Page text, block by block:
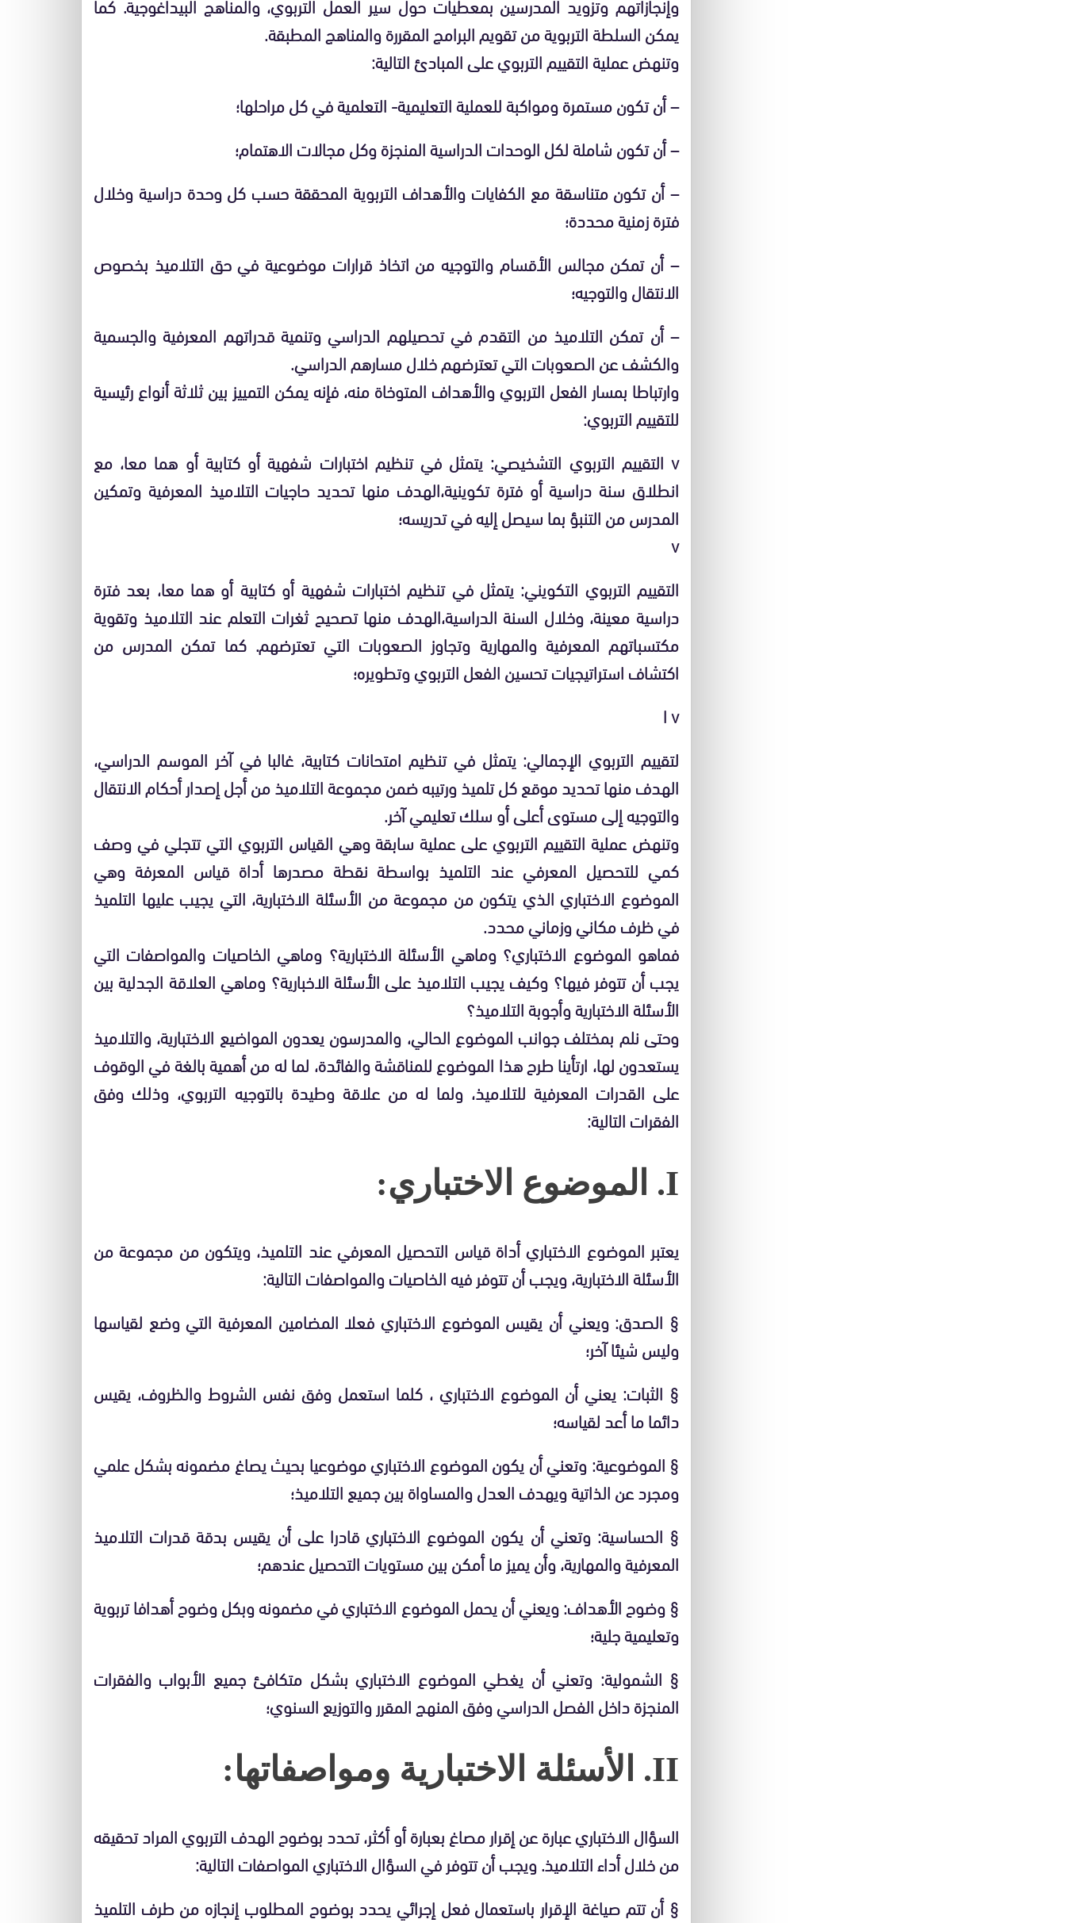
يمكن السلطة التربوية من تقويم البرامج المقررة والمناهج المطبقة.
وتنهض عملية التقييم التربوي على المبادئ التالية:
– أن تكون مستمرة ومواكبة للعملية التعليمية- التعلمية في كل مراحلها؛
– أن تكون شاملة لكل الوحدات الدراسية المنجزة وكل مجالات الاهتمام؛
– أن تكون متناسقة مع الكفايات والأهداف التربوية المحققة حسب كل وحدة دراسية وخلال
فترة زمنية محددة؛
– أن تمكن مجالس الأقسام والتوجيه من اتخاذ قرارات موضوعية في حق التلاميذ بخصوص
الانتقال والتوجيه؛
– أن تمكن التلاميذ من التقدم في تحصيلهم الدراسي وتنمية قدراتهم المعرفية والجسمية
والكشف عن الصعوبات التي تعترضهم خلال مسارهم الدراسي.
وارتباطا بمسار الفعل التربوي والأهداف المتوخاة منه، فإنه يمكن التمييز بين ثلاثة أنواع رئيسية
للتقييم التربوي:
v التقييم التربوي التشخيصي: يتمثل في تنظيم اختبارات شفهية أو كتابية أو هما معا، مع
انطلاق سنة دراسية أو فترة تكوينية،الهدف منها تحديد حاجيات التلاميذ المعرفية وتمكين
المدرس من التنبؤ بما سيصل إليه في تدريسه؛
v
التقييم التربوي التكويني: يتمثل في تنظيم اختبارات شفهية أو كتابية أو هما معا، بعد فترة
دراسية معينة، وخلال السنة الدراسية،الهدف منها تصحيح ثغرات التعلم عند التلاميذ وتقوية
مكتسباتهم المعرفية والمهارية وتجاوز الصعوبات التي تعترضهم. كما تمكن المدرس من
اكتشاف استراتيجيات تحسين الفعل التربوي وتطويره؛
v ا
لتقييم التربوي الإجمالي: يتمثل في تنظيم امتحانات كتابية، غالبا في آخر الموسم الدراسي،
الهدف منها تحديد موقع كل تلميذ ورتيبه ضمن مجموعة التلاميذ من أجل إصدار أحكام الانتقال
والتوجيه إلى مستوى أعلى أو سلك تعليمي آخر.
وتنهض عملية التقييم التربوي على عملية سابقة وهي القياس التربوي التي تتجلي في وصف
كمي للتحصيل المعرفي عند التلميذ بواسطة نقطة مصدرها أداة قياس المعرفة وهي
الموضوع الاختباري الذي يتكون من مجموعة من الأسئلة الاختبارية، التي يجيب عليها التلميذ
في ظرف مكاني وزماني محدد.
فماهو الموضوع الاختباري؟ وماهي الأسئلة الاختبارية؟ وماهي الخاصيات والمواصفات التي
يجب أن تتوفر فيها؟ وكيف يجيب التلاميذ على الأسئلة الاخبارية؟ وماهي العلاقة الجدلية بين
الأسئلة الاختبارية وأجوبة التلاميذ؟
وحتى نلم بمختلف جوانب الموضوع الحالي، والمدرسون يعدون المواضيع الاختبارية، والتلاميذ
يستعدون لها، ارتأينا طرح هذا الموضوع للمناقشة والفائدة، لما له من أهمية بالغة في الوقوف
على القدرات المعرفية للتلاميذ، ولما له من علاقة وطيدة بالتوجيه التربوي، وذلك وفق
الفقرات التالية:
I. الموضوع الاختباري:
يعتبر الموضوع الاختباري أداة قياس التحصيل المعرفي عند التلميذ، ويتكون من مجموعة من
الأسئلة الاختبارية، ويجب أن تتوفر فيه الخاصيات والمواصفات التالية:
§ الصدق: ويعني أن يقيس الموضوع الاختباري فعلا المضامين المعرفية التي وضع لقياسها
وليس شيئا آخر؛
§ الثبات: يعني أن الموضوع الاختباري ، كلما استعمل وفق نفس الشروط والظروف، يقيس
دائما ما أعد لقياسه؛
§ الموضوعية: وتعني أن يكون الموضوع الاختباري موضوعيا بحيث يصاغ مضمونه بشكل علمي
ومجرد عن الذاتية ويهدف العدل والمساواة بين جميع التلاميذ؛
§ الحساسية: وتعني أن يكون الموضوع الاختباري قادرا على أن يقيس بدقة قدرات التلاميذ
المعرفية والمهارية، وأن يميز ما أمكن بين مستويات التحصيل عندهم؛
§ وضوح الأهداف: ويعني أن يحمل الموضوع الاختباري في مضمونه وبكل وضوح أهدافا تربوية
وتعليمية جلية؛
§ الشمولية: وتعني أن يغطي الموضوع الاختباري بشكل متكافئ جميع الأبواب والفقرات
المنجزة داخل الفصل الدراسي وفق المنهج المقرر والتوزيع السنوي؛
II. الأسئلة الاختبارية ومواصفاتها:
السؤال الاختباري عبارة عن إقرار مصاغ بعبارة أو أكثر، تحدد بوضوح الهدف التربوي المراد تحقيقه
من خلال أداء التلاميذ. ويجب أن تتوفر في السؤال الاختباري المواصفات التالية:
§ أن تتم صياغة الإقرار باستعمال فعل إجرائي يحدد بوضوح المطلوب إنجازه من طرف التلميذ